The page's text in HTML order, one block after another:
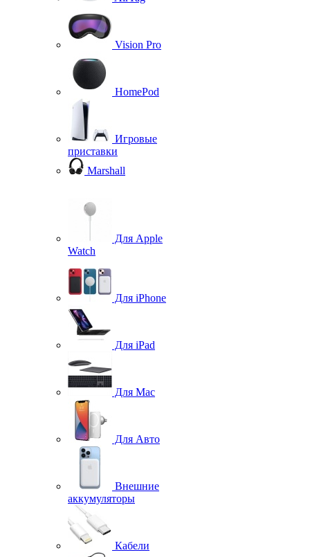
Vision Pro
HomePod
Игровые
приставки
Marshall
Для Apple
Watch
Для iPhone
Для iPad
Для Mac
Для Авто
Внешние
аккумуляторы
Кабели